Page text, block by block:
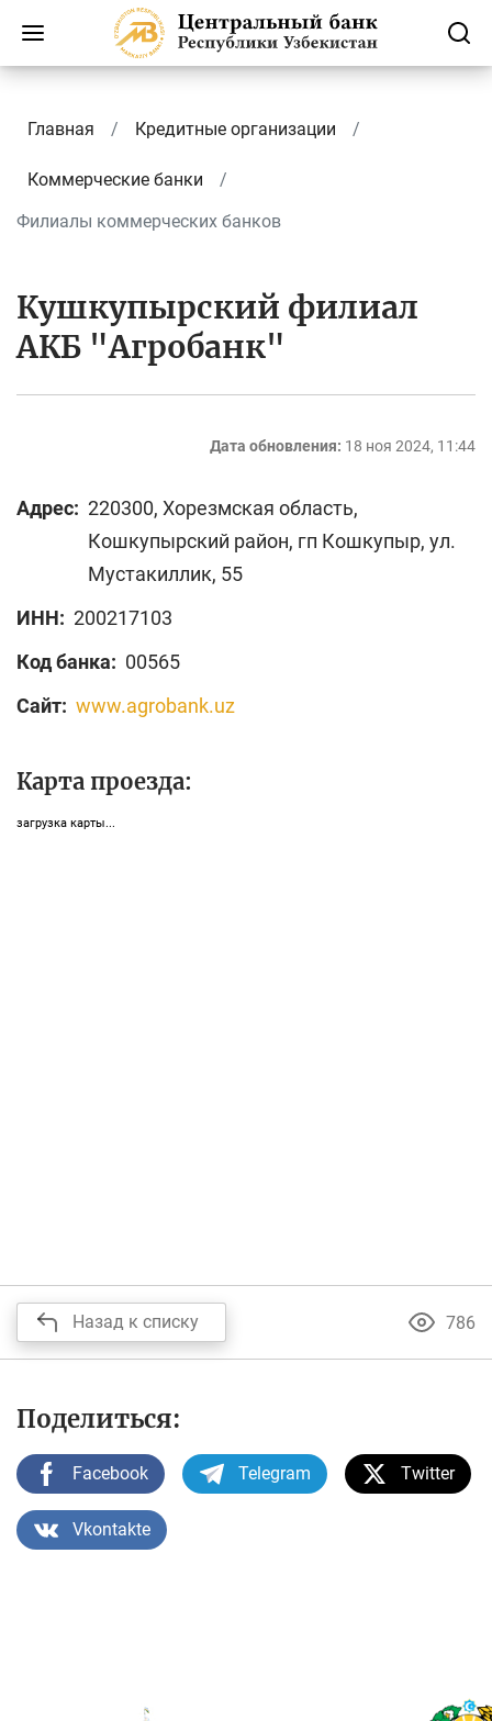
Главная Кредитные организации
Коммерческие банки
Филиалы коммерческих банков
Кушкупырский филиал
АКБ "Агробанк"
Дата обновления: 18 ноя 2024, 11:44
Адрес: 220300, Хорезмская область,
Кошкупырский район, гп Кошкупыр, ул.
Мустакиллик, 55
ИНН: 200217103
Код банка: 00565
Сайт: www.agrobank.uz
Карта проезда:
загрузка карты...
Назад к списку 786
Поделиться:
Facebook Telegram Twitter
Vkontakte